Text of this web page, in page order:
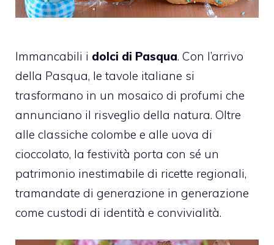
Immancabili i dolci di Pasqua. Con l’arrivo
della Pasqua, le tavole italiane si
trasformano in un mosaico di profumi che
annunciano il risveglio della natura. Oltre
alle classiche colombe e alle uova di
cioccolato, la festività porta con sé un
patrimonio inestimabile di ricette regionali,
tramandate di generazione in generazione
come custodi di identità e convivialità.